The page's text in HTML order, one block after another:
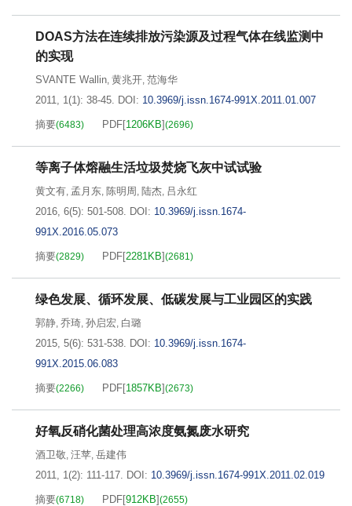
DOAS方法在连续排放污染源及过程气体在线监测中
的实现
SVANTE Wallin, 黄兆开, 范海华
2011, 1(1): 38-45. DOI: 10.3969/j.issn.1674-991X.2011.01.007
摘要(6483) PDF[1206KB](2696)
等离子体熔融生活垃圾焚烧飞灰中试试验
黄文有, 孟月东, 陈明周 , 陆杰, 吕永红
2016, 6(5): 501-508. DOI: 10.3969/j.issn.1674-
991X.2016.05.073
摘要(2829) PDF[2281KB](2681)
绿色发展、循环发展、低碳发展与工业园区的实践
郭静, 乔琦, 孙启宏, 白璐
2015, 5(6): 531-538. DOI: 10.3969/j.issn.1674-
991X.2015.06.083
摘要(2266) PDF[1857KB](2673)
好氧反硝化菌处理高浓度氨氮废水研究
酒卫敬, 汪苹, 岳建伟
2011, 1(2): 111-117. DOI: 10.3969/j.issn.1674-991X.2011.02.019
摘要(6718) PDF[912KB](2655)